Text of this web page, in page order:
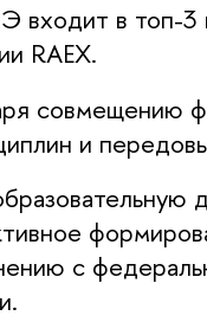
в топ-3
RAEX.
совмещению
и
с